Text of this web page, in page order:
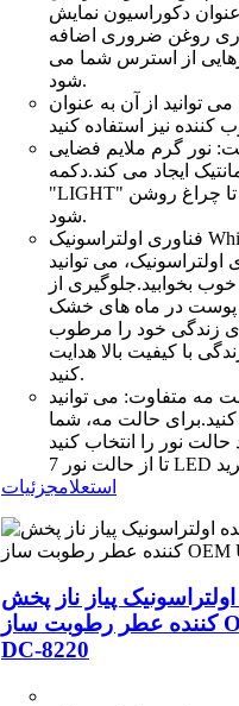
دکوراسیون نمایش
روغن ضروری اضافه
رهایی از استرس شما می
شود.
توانید از آن به عنوان
نور گرم ملایم فضایی
ایجاد می کند.دکمه
"LIGHT" را فشار دهید تا چراغ روشن
شود.
فناوری اولتراسونیک Whisper-Quiet: با
اولتراسونیک، می توانید
بخوابید.جلوگیری از
در ماه های خشک
زندگی خود را مرطوب
با کیفیت بالا هدایت
کنید.
مه متفاوت: می توانید
کنید.برای حالت مه، شما
نور را انتخاب کنید
استعلامجزئیات
پیاز ناز پخش
کننده عطر رطوبت ساز OEM USB-
DC-8220